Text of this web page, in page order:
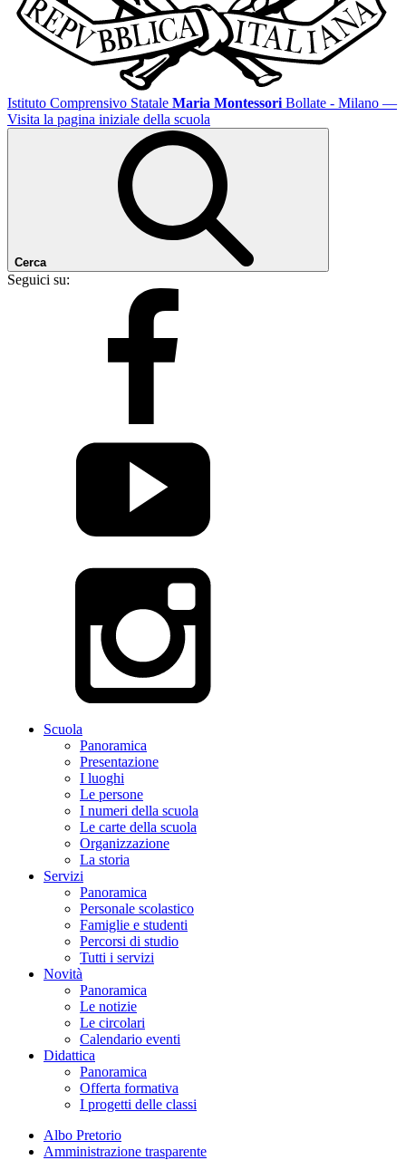
Istituto Comprensivo Statale Maria Montessori Bollate - Milano —
Visita la pagina iniziale della scuola
Cerca
Seguici su:
Scuola
Panoramica
Presentazione
I luoghi
Le persone
I numeri della scuola
Le carte della scuola
Organizzazione
La storia
Servizi
Panoramica
Personale scolastico
Famiglie e studenti
Percorsi di studio
Tutti i servizi
Novità
Panoramica
Le notizie
Le circolari
Calendario eventi
Didattica
Panoramica
Offerta formativa
I progetti delle classi
Albo Pretorio
Amministrazione trasparente